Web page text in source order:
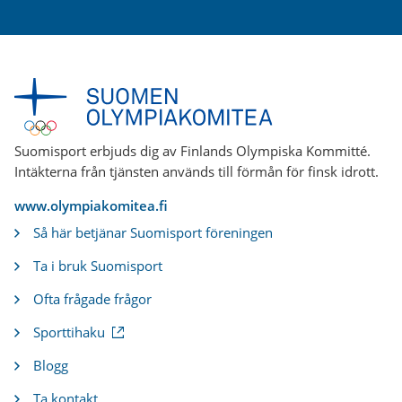
Suomisport erbjuds dig av Finlands Olympiska Kommitté.
Intäkterna från tjänsten används till förmån för finsk idrott.
www.olympiakomitea.fi
Så här betjänar Suomisport föreningen
Ta i bruk Suomisport
Ofta frågade frågor
Sporttihaku(
Blogg
Ta kontakt